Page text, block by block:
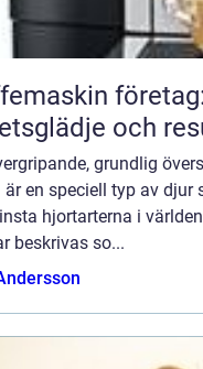
och
grundlig
är en speciell typ av
hjortarterna i
beskrivas so...